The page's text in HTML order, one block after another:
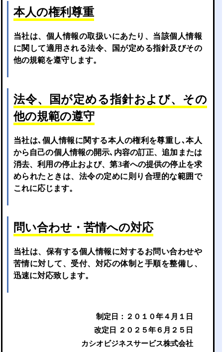
本人の権利尊重
当社は、個人情報の取扱いにあたり、当該個人情報
に関して適用される法令、国が定める指針及びその
他の規範を遵守します。
法令、国が定める指針および、その
他の規範の遵守
当社は､個人情報に関する本人の権利を尊重し､本人
から自己の個人情報の開示､内容の訂正、追加または
消去、利用の停止および、第3者への提供の停止を求
められたときは、法令の定めに則り合理的な範囲で
これに応じます。
問い合わせ・苦情への対応
当社は、保有する個人情報に対するお問い合わせや
苦情に対して、受付、対応の体制と手順を整備し、
迅速に対応致します。
制定日：２０１０年４月１日
改定日 ２０２５年６月２５日
カシオビジネスサービス株式会社